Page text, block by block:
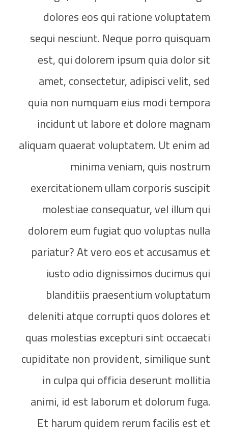
dolores eos qui ratione voluptatem
sequi nesciunt. Neque porro quisquam
est, qui dolorem ipsum quia dolor sit
amet, consectetur, adipisci velit, sed
quia non numquam eius modi tempora
incidunt ut labore et dolore magnam
aliquam quaerat voluptatem. Ut enim ad
minima veniam, quis nostrum
exercitationem ullam corporis suscipit
molestiae consequatur, vel illum qui
dolorem eum fugiat quo voluptas nulla
pariatur? At vero eos et accusamus et
iusto odio dignissimos ducimus qui
blanditiis praesentium voluptatum
deleniti atque corrupti quos dolores et
quas molestias excepturi sint occaecati
cupiditate non provident, similique sunt
in culpa qui officia deserunt mollitia
animi, id est laborum et dolorum fuga.
Et harum quidem rerum facilis est et